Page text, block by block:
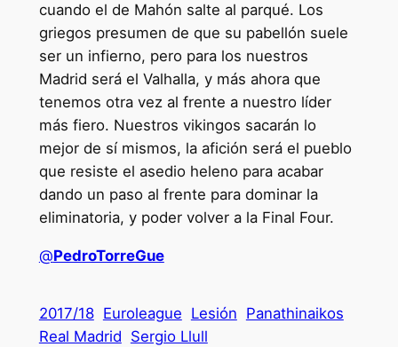
cuando el de Mahón salte al parqué. Los
griegos presumen de que su pabellón suele
ser un infierno, pero para los nuestros
Madrid será el Valhalla, y más ahora que
tenemos otra vez al frente a nuestro líder
más fiero. Nuestros vikingos sacarán lo
mejor de sí mismos, la afición será el pueblo
que resiste el asedio heleno para acabar
dando un paso al frente para dominar la
eliminatoria, y poder volver a la Final Four.
@PedroTorreGue
2017/18 Euroleague Lesión Panathinaikos
Real Madrid Sergio Llull